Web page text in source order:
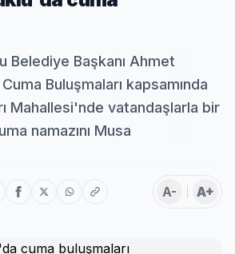
Belediye Başkanı Ahmet
Buluşmaları kapsamında
Mahallesi'nde vatandaşlarla bir
namazını Musa
A- A+